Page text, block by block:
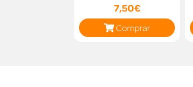
7,50€
Comprar